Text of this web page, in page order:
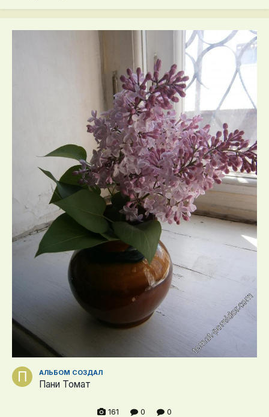
АЛЬБОМ СОЗДАЛ
Пани Томат
161 0 0